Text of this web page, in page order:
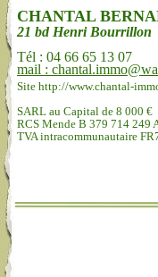
CHANTAL
21 bd Henri
Tél : 04 66 65 13 07
mail :
Site http://www.chantal-
SARL au Capital de 8 000 €
RCS Mende B 379 714 249
TVA intracommunautaire